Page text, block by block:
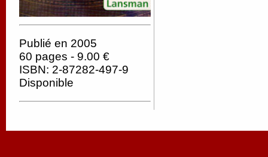
Publié en 2005
60 pages - 9.00 €
ISBN: 2-87282-497-9
Disponible